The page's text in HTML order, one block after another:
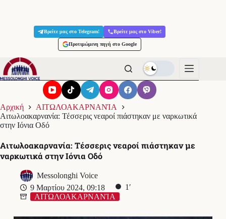
Βρείτε μας στο Telegram! Βρείτε μας στο Viber!
Προτιμώμενη πηγή στο Google
Αρχική
ΑΙΤΩΛΟΑΚΑΡΝΑΝΊΑ
Αιτωλοακαρνανία: Τέσσερις νεαροί πιάστηκαν με ναρκωτικά
στην Ιόνια Οδό
Αιτωλοακαρνανία: Τέσσερις νεαροί πιάστηκαν με
ναρκωτικά στην Ιόνια Οδό
Messolonghi Voice
9 Μαρτίου 2024, 09:18
1′
ΑΙΤΩΛΟΑΚΑΡΝΑΝΊΑ